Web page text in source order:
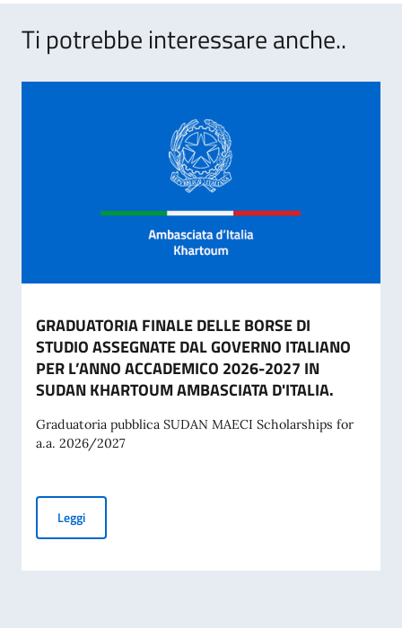
Ti potrebbe interessare anche..
GRADUATORIA FINALE DELLE BORSE DI
STUDIO ASSEGNATE DAL GOVERNO ITALIANO
PER L’ANNO ACCADEMICO 2026-2027 IN
SUDAN KHARTOUM AMBASCIATA D'ITALIA.
Graduatoria pubblica SUDAN MAECI Scholarships for
a.a. 2026/2027
LeggiGRADUATORIA FINALE DELLE BORSE DI STUDIO